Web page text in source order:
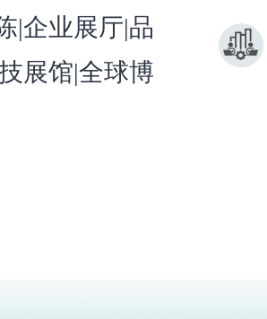
|企业展厅|品
展馆|全球博